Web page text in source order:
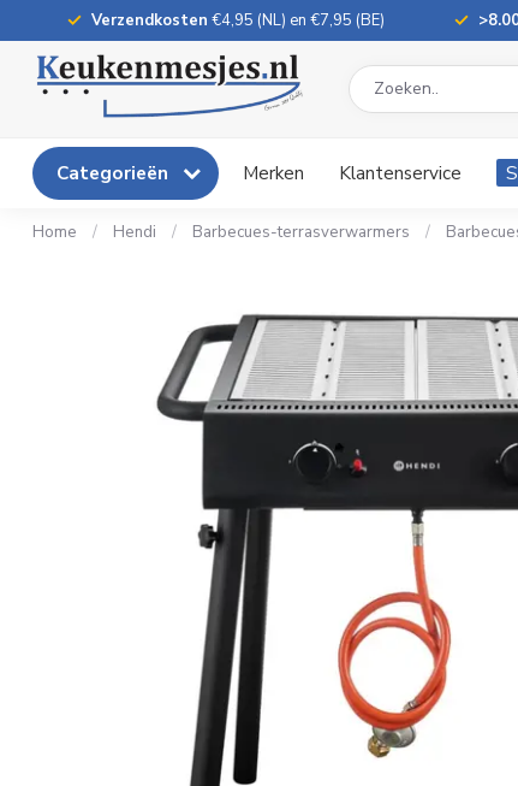
Verzendkosten €4,95 (NL) en €7,95 (BE)
Categorieën Merken Klantenservice
Home / Hendi / Barbecues-terrasverwarmers /